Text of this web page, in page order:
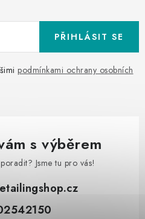
podmínkami ochrany osobních
PŘIHLÁSIT SE
s výběrem
Jsme tu pro vás!